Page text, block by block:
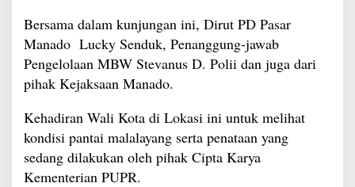
Bersama dalam kunjungan ini, Dirut PD Pasar
Manado Lucky Senduk, Penanggung-jawab
Pengelolaan MBW Stevanus D. Polii dan juga dari
pihak Kejaksaan Manado.
Kehadiran Wali Kota di Lokasi ini untuk melihat
kondisi pantai malalayang serta penataan yang
sedang dilakukan oleh pihak Cipta Karya
Kementerian PUPR.